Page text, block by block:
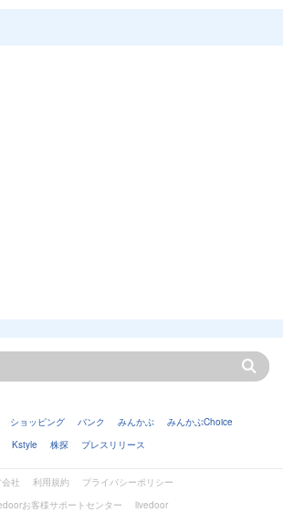
ショッピング バンク みんかぶ
みんかぶChoice
Kstyle
株探 プレスリリース
社 利用規約
プライバシーポリシー
お客様サポートセンター
livedoor